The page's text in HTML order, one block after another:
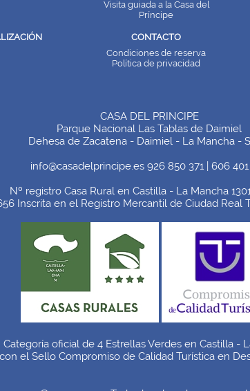
Visita guiada a la Casa del
Príncipe
CONTACTO
Condiciones de reserva
Política de privacidad
CASA DEL PRINCIPE
Parque Nacional Las Tablas de Daimiel
Dehesa de Zacatena - Daimiel - La Mancha -
info@casadelprincipe.es 926 850 371 | 606
Nº registro Casa Rural en Castilla - La Mancha
Inscrita en el Registro Mercantil de Ciudad Real
Categoría oficial de 4 Estrellas Verdes en Castilla -
el Sello Compromiso de Calidad Turística en